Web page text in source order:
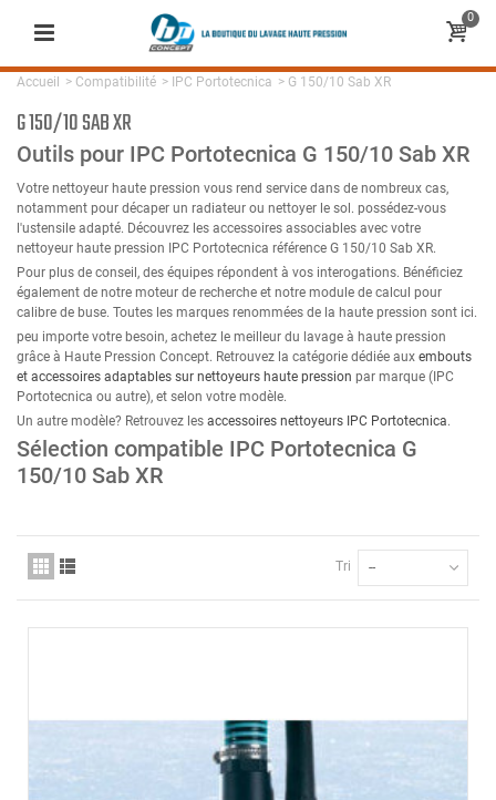
0
Accueil > Compatibilité > IPC Portotecnica > G 150/10 Sab XR
G 150/10 SAB XR
Outils pour IPC Portotecnica G 150/10 Sab XR
Votre nettoyeur haute pression vous rend service dans de nombreux cas,
notamment pour décaper un radiateur ou nettoyer le sol. possédez-vous
l'ustensile adapté. Découvrez les accessoires associables avec votre
nettoyeur haute pression IPC Portotecnica référence G 150/10 Sab XR.
Pour plus de conseil, des équipes répondent à vos interogations. Bénéficiez
également de notre moteur de recherche et notre module de calcul pour
calibre de buse. Toutes les marques renommées de la haute pression sont ici.
peu importe votre besoin, achetez le meilleur du lavage à haute pression
grâce à Haute Pression Concept. Retrouvez la catégorie dédiée aux embouts
et accessoires adaptables sur nettoyeurs haute pression par marque (IPC
Portotecnica ou autre), et selon votre modèle.
Un autre modèle? Retrouvez les accessoires nettoyeurs IPC Portotecnica.
Sélection compatible IPC Portotecnica G
150/10 Sab XR
Tri --